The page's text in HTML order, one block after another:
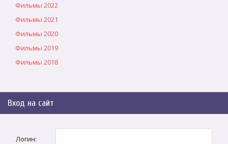
Фильмы 2022
Фильмы 2021
Фильмы 2020
Фильмы 2019
Фильмы 2018
Вход на сайт
Логин: